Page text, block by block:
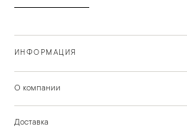
ИНФОРМАЦИЯ
О компании
Доставка